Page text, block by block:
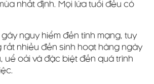
nhất định. Mọi lứa tuổi đều có
nguy hiểm đến tính mạng, tuy
rất nhiều đến sinh hoạt hàng ngày
uể oải và đặc biệt đến quá trình